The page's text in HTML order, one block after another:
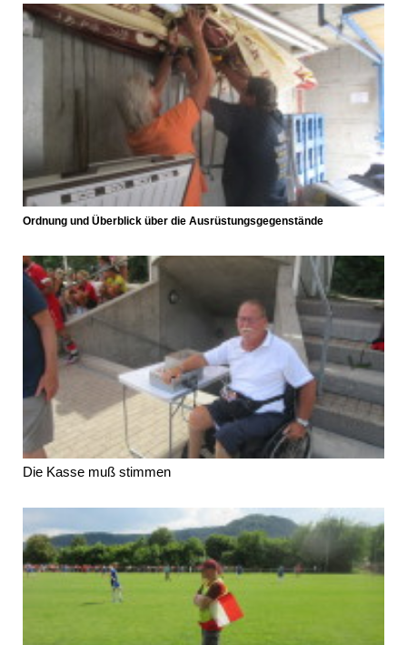
Ordnung und Überblick über die Ausrüstungsgegenstände
Die Kasse muß stimmen